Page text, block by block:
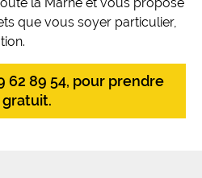
que vous soyer particulier,
62 89 54, pour prendre
gratuit.